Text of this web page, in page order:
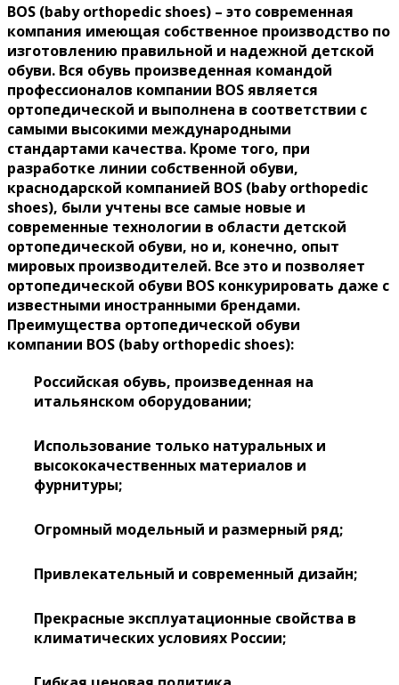
BOS (baby orthopedic shoes) – это современная
компания имеющая собственное производство по
изготовлению правильной и надежной детской
обуви. Вся обувь произведенная командой
профессионалов компании BOS является
ортопедической и выполнена в соответствии с
самыми высокими международными
стандартами качества. Кроме того, при
разработке линии собственной обуви,
краснодарской компанией BOS (baby orthopedic
shoes), были учтены все самые новые и
современные технологии в области детской
ортопедической обуви, но и, конечно, опыт
мировых производителей. Все это и позволяет
ортопедической обуви BOS конкурировать даже с
известными иностранными брендами.
Преимущества ортопедической обуви
компании BOS (baby orthopedic shoes):
Российская обувь, произведенная на
итальянском оборудовании;
Использование только натуральных и
высококачественных материалов и
фурнитуры;
Огромный модельный и размерный ряд;
Привлекательный и современный дизайн;
Прекрасные эксплуатационные свойства в
климатических условиях России;